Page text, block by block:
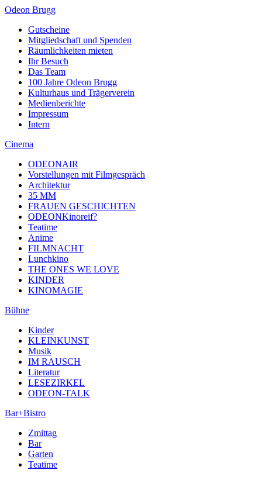
Odeon Brugg
Gutscheine
Mitgliedschaft und Spenden
Räumlichkeiten mieten
Ihr Besuch
Das Team
100 Jahre Odeon Brugg
Kulturhaus und Trägerverein
Medienberichte
Impressum
Intern
Cinema
ODEONAIR
Vorstellungen mit Filmgespräch
Architektur
35 MM
FRAUEN GESCHICHTEN
ODEONKinoreif?
Teatime
Anime
FILMNACHT
Lunchkino
THE ONES WE LOVE
KINDER
KINOMAGIE
Bühne
Kinder
KLEINKUNST
Musik
IM RAUSCH
Literatur
LESEZIRKEL
ODEON-TALK
Bar+Bistro
Zmittag
Bar
Garten
Teatime